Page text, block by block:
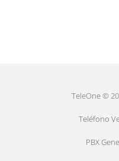
TeleOne ©
Teléfono
PBX